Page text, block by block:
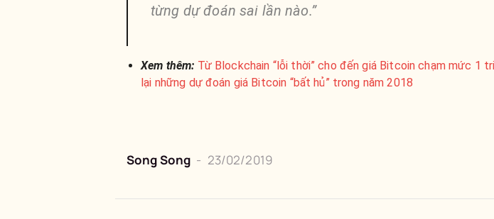
từng dự đoán sai lần nào.”
Xem thêm: Từ Blockchain “lỗi thời” cho đến giá Bitcoin chạm mức 1
lại những dự đoán giá Bitcoin “bất hủ” trong năm 2018
Song Song - 23/02/2019